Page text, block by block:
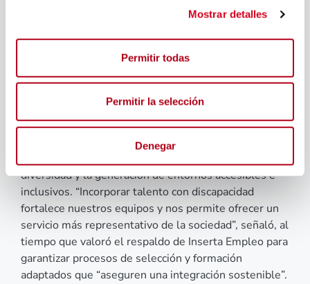
Mostrar detalles
Permitir todas
Permitir la selección
Denegar
normalizar la presencia de las personas con
empresa apuesta por la diversidad “envía el mensaje
de que la inclusión no es solo una cuestión de
responsabilidad social, sino una decisión estratégica
que enriquece a las organizaciones”.
Por su parte, Ona afirmó que el acuerdo supone “un
diversidad y la generación de entornos accesibles e
inclusivos. “Incorporar talento con discapacidad
fortalece nuestros equipos y nos permite ofrecer un
servicio más representativo de la sociedad”, señaló, al
tiempo que valoró el respaldo de Inserta Empleo para
garantizar procesos de selección y formación
adaptados que “aseguren una integración sostenible”.